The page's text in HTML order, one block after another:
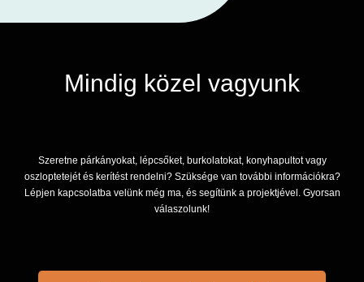
Mindig közel vagyunk
Szeretne párkányokat, lépcsőket, burkolatokat, konyhapultot vagy
oszloptetejét és kerítést rendelni? Szüksége van további információkra?
Lépjen kapcsolatba velünk még ma, és segítünk a projektjével. Gyorsan
válaszolunk!